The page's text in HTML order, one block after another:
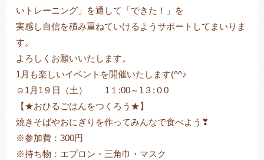
トレキング DIDIM
いトレーニング」を通して「できた！」を
実感し自信を積み重ねていけるようサポートしてまいりま
す。
よろしくお願いいたします。
1月も楽しいイベントを開催いたします(^^♪
☺1月1９日（土） 1１:00～1３:０0
【★おひるごはんをつくろう★】
焼きそばやおにぎりを作ってみんなで食べよう❣
※参加費：300円
※持ち物：エプロン・三角巾・マスク